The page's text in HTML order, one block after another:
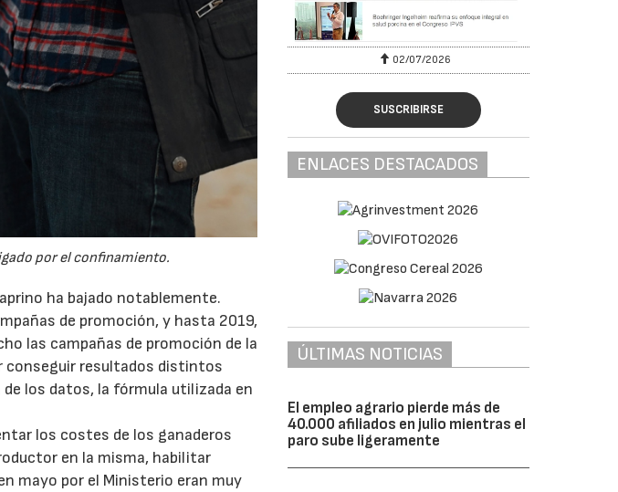
por el confinamiento.
ha bajado notablemente.
de promoción, y hasta 2019,
las campañas de promoción de la
conseguir resultados distintos
los datos, la fórmula utilizada en
los costes de los ganaderos
en la misma, habilitar
mayo por el Ministerio eran muy
16/07/2026 02/07/2026
SUSCRIBIRSE
ENLACES DESTACADOS
ÚLTIMAS NOTICIAS
El empleo agrario pierde más de
40.000 afiliados en julio mientras el
paro sube ligeramente